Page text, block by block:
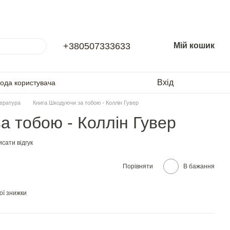
+380507333633 Мій кошик
користувача
Вхід
Книга Шкодуючи за тобою - Коллін Гувер
тобою - Коллін Гувер
відгук
Порівняти В бажання
знижки